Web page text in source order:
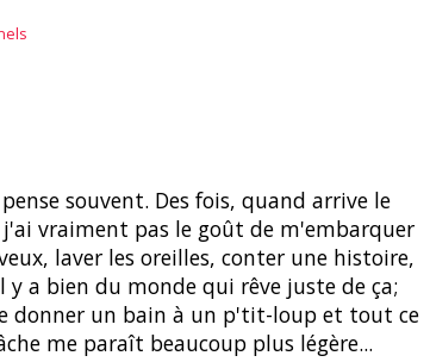
souvent. Des fois, quand arrive le
vraiment pas le goût de m'embarquer
laver les oreilles, conter une histoire,
a bien du monde qui rêve juste de ça;
donner un bain à un p'tit-loup et tout ce
me paraît beaucoup plus légère...